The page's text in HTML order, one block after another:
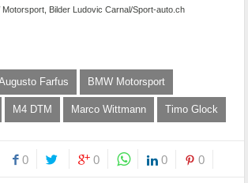
Motorsport, Bilder Ludovic Carnal/Sport-auto.ch
Farfus BMW Motorsport
M4 DTM Marco Wittmann Timo Glock
0 0 0 0